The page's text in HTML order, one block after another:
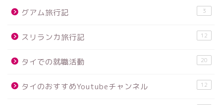
グアム旅行記 3
スリランカ旅行記 12
タイでの就職活動 20
タイのおすすめYoutubeチャンネル 12